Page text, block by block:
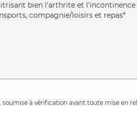
bien l'arthrite et
compagnie/loisirs et repas*
à vérification avant toute mise en